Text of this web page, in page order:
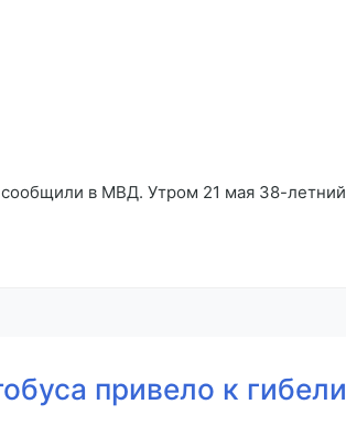
в МВД. Утром 21 мая 38-летний
привело к